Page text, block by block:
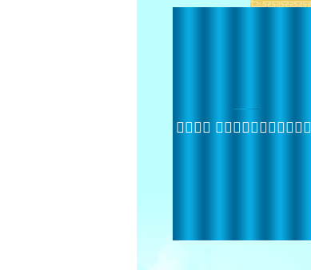
 